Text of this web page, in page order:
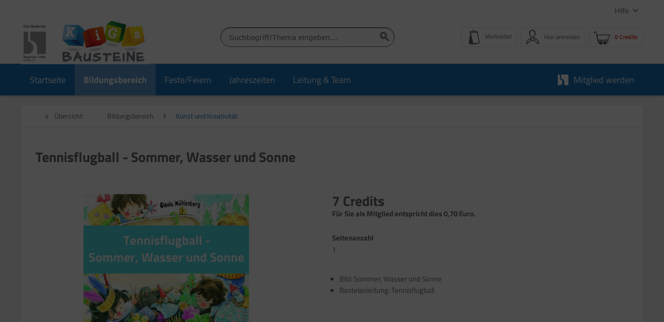
Hilfe
Merkzettel Hier anmelden 0 Credits
Startseite Bildungsbereich Feste/Feiern Jahreszeiten Leitung & Team Mitglied werden
Übersicht Bildungsbereich Kunst und Kreativität
Tennisflugball - Sommer, Wasser und Sonne
7 Credits
Für Sie als Mitglied entspricht dies 0,70 Euro.
Seitenanzahl
1
Bild: Sommer, Wasser und Sonne
Bastelanleitung: Tennisflugball